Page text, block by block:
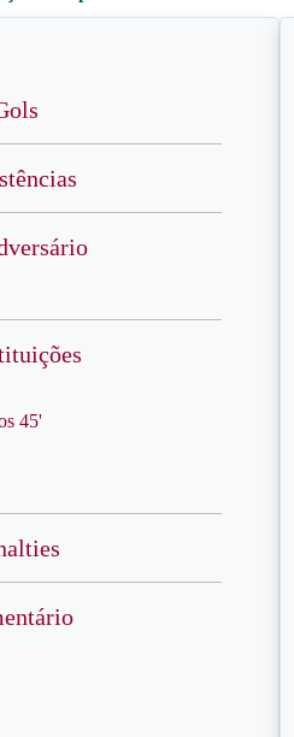
45'